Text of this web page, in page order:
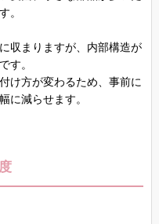
。
収まりますが、内部構造が
す。
け方が変わるため、事前に
に減らせます。